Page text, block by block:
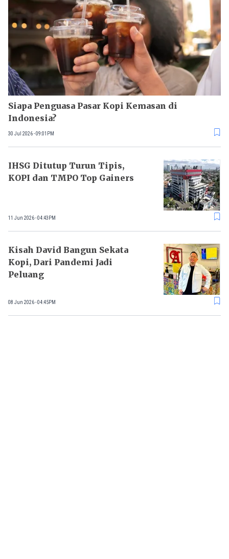
Siapa Penguasa Pasar Kopi Kemasan di
Indonesia?
30 Jul 2026 - 09:01PM
IHSG Ditutup Turun Tipis,
KOPI dan TMPO Top Gainers
11 Jun 2026 - 04:43PM
Kisah David Bangun Sekata
Kopi, Dari Pandemi Jadi
Peluang
08 Jun 2026 - 04:45PM